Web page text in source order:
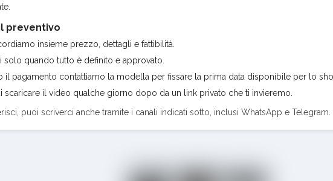
preventivo
insieme prezzo, dettagli e fattibilità.
solo quando tutto è definito e approvato.
il pagamento contattiamo la modella per fissare la prima data disponibile per lo
scaricare il video qualche giorno dopo da un link privato che ti invieremo.
puoi scriverci anche tramite i canali indicati sotto, inclusi WhatsApp e Telegram.